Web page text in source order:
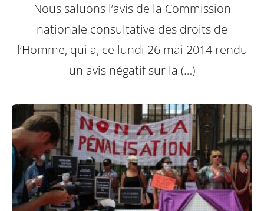
Nous saluons l’avis de la Commission
nationale consultative des droits de
l’Homme, qui a, ce lundi 26 mai 2014 rendu
un avis négatif sur la (…)